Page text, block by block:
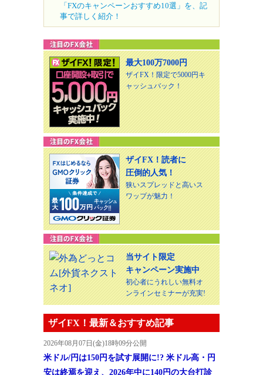
「FXのキャンペーンおすすめ10選」を、記
事で詳しく紹介！
最大100万7000円
ザイFX！限定で5000円キ
ャッシュバック！
ザイFX！読者に
圧倒的人気！
狭いスプレッドと高いス
ワップが魅力！
当サイト限定
キャンペーン実施中
初心者にうれしい無料オ
ンラインセミナーが充実!
ザイFX！最新＆おすすめ記事
2026年08月07日(金)18時09分公開
米ドル/円は150円を試す展開に!? 米ドル高・円
安は終焉を迎え、2026年中に140円の大台打診